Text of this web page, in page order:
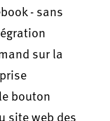
- sans
sur la
bouton